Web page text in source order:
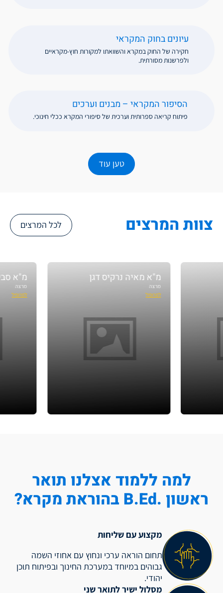
עיונים בחוק המקראי
חקירה של החוק במקרא והשוואתו למקורות חוץ-מקראיים
ולפרשנות מסורתית.
הסיפור המקראי – מבנים וערכים
פיתוח קריאה ספרותית וערכית של סיפורי המקרא ככלי חינוכי.
טען עוד
צוות המרצים לכל המרצים
מ"א מאיה נרקיס דגן מ"א סבינה דכטריוב
למה ללמוד אצלנו תואר
ראשון .B.Ed בהוראת מקרא?
מקצוע עם שליחות
תחום הוראה ערכי ונחוץ עם אחוזי השמה
גבוהים במיוחד במערכת החינוך ובפיתוח תוכן
יהודי.
מסלול ישיר לתואר שני